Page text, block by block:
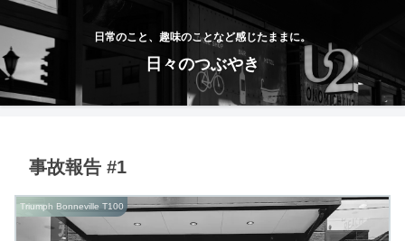
日常のこと、趣味のことなど感じたままに。
日々のつぶやき
事故報告 #1
Triumph Bonneville T100